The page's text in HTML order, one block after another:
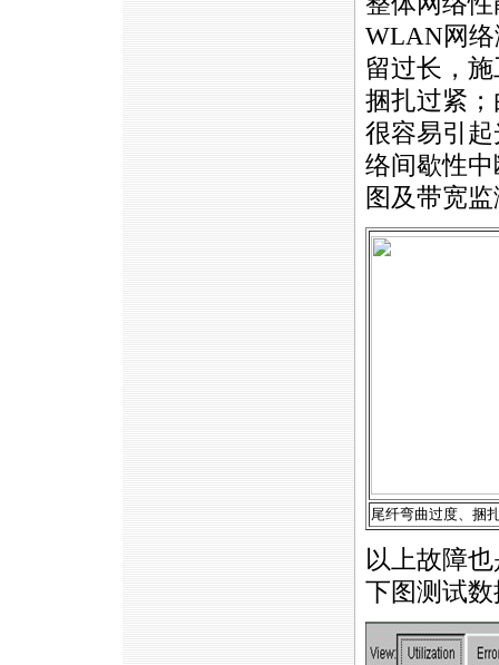
WLAN网
留过长，
捆扎过紧
很容易引
络间歇性
图及带宽
尾纤弯曲过度、捆
以上故障
下图测试